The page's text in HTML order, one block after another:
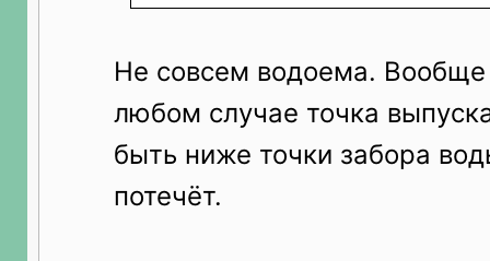
Не совсем водоема.
любом случае точка
быть ниже точки забора
потечёт.